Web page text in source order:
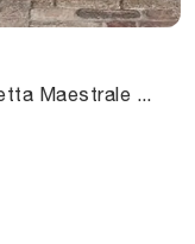
Con questa cameretta Maestrale M10 Scandola, tra le soluzioni componibili, potrai arredare stanze moderne per ragazzi.